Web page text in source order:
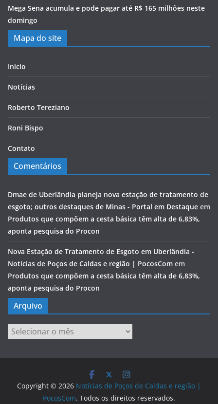
Mega Sena acumula e pode pagar até R$ 165 milhões neste
domingo
Mapa do site
Início
Notícias
Roberto Tereziano
Roni Bispo
Contato
Comentários
Dmae de Uberlândia planeja nova estação de tratamento de
esgoto; outros destaques de Minas - Portal em Destaque em
Produtos que compõem a cesta básica têm alta de 6,83%,
aponta pesquisa do Procon
Nova Estação de Tratamento de Esgoto em Uberlândia -
Notícias de Poços de Caldas e região | PocosCom em
Produtos que compõem a cesta básica têm alta de 6,83%,
aponta pesquisa do Procon
Arquivo
Arquivo
Copyright © 2026 Notícias de Poços de Caldas e região |
PocosCom. Todos os direitos reservados.